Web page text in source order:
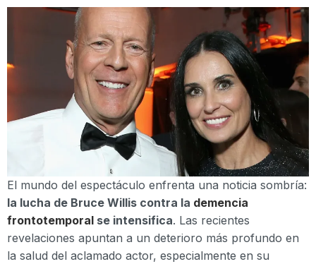
El mundo del espectáculo enfrenta una noticia sombría:
la lucha de Bruce Willis contra la demencia
frontotemporal se intensifica. Las recientes
revelaciones apuntan a un deterioro más profundo en
la salud del aclamado actor, especialmente en su